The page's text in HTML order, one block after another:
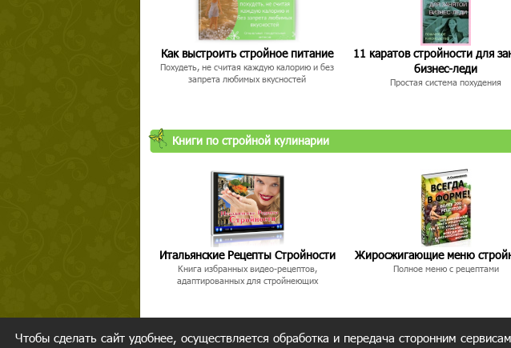
Как выстроить стройное питание
Похудеть, не считая каждую калорию и без
запрета любимых вкусностей
11 каратов стройности для
бизнес-леди
Простая система похудения
Книги по стройной кулинарии
Итальянские Рецепты Стройности
Книга избранных видео-рецептов,
адаптированных для стройнеющих
Жиросжигающие меню
Полное меню с рецептами
Чтобы сделать сайт удобнее, осуществляется обработка и передача сторонним